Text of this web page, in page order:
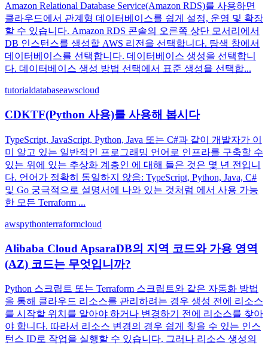
Amazon Relational Database Service(Amazon RDS)를 사용하면
클라우드에서 관계형 데이터베이스를 쉽게 설정, 운영 및 확장
할 수 있습니다. Amazon RDS 콘솔의 오른쪽 상단 모서리에서
DB 인스턴스를 생성할 AWS 리전을 선택합니다. 탐색 창에서
데이터베이스를 선택합니다. 데이터베이스 생성을 선택합니
다. 데이터베이스 생성 방법 선택에서 표준 생성을 선택합...
tutorialdatabaseawscloud
CDKTF(Python 사용)를 사용해 봅시다
TypeScript, JavaScript, Python, Java 또는 C#과 같이 개발자가 이
미 알고 있는 일반적인 프로그래밍 언어로 인프라를 구축할 수
있는 위에 있는 추상화 계층인 에 대해 들은 것은 몇 년 전입니
다. 언어가 정확히 동일하지 않음: TypeScript, Python, Java, C#
및 Go 궁극적으로 설명서에 나와 있는 것처럼 에서 사용 가능
한 모든 Terraform ...
awspythonterraformcloud
Alibaba Cloud ApsaraDB의 지역 코드와 가용 영역
(AZ) 코드는 무엇입니까?
Python 스크립트 또는 Terraform 스크립트와 같은 자동화 방법
을 통해 클라우드 리소스를 관리하려는 경우 생성 전에 리소스
를 시작할 위치를 알아야 하거나 변경하기 전에 리소스를 찾아
야 합니다. 따라서 리소스 변경의 경우 쉽게 찾을 수 있는 인스
턴스 ID로 작업을 실행할 수 있습니다. 그러나 리소스 생성의